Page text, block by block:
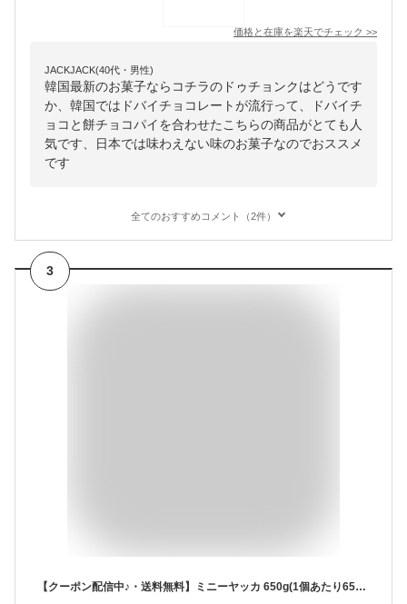
価格と在庫を楽天でチェック >>
JACKJACK(40代・男性)
韓国最新のお菓子ならコチラのドゥチョンクはどうです
か、韓国ではドバイチョコレートが流行って、ドバイチ
ョコと餅チョコパイを合わせたこちらの商品がとても人
気です、日本では味わえない味のお菓子なのでおススメ
です
全てのおすすめコメント（2件）
3
【クーポン配信中♪・送料無料】ミニーヤッカ 650g(1個あたり65g×10個入り)×1箱 韓国食材 韓国お菓子 お菓子 韓国スナック 韓国食品 ミニ薬菓 ミニー薬菓 韓国伝統菓子 ヤッカ/伝統菓子/おやつ/薬菓(ヤックァ) ミニ薬果 人気商品 韓国